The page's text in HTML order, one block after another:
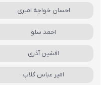
احسان خواجه امیری
احمد سلو
افشین آذری
امیر عباس گلاب